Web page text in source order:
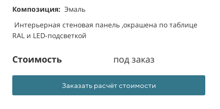
Композиция: Эмаль
Интерьерная стеновая панель ,окрашена по таблице
RAL и LED-подсветкой
Стоимость под заказ
Заказать расчёт стоимости